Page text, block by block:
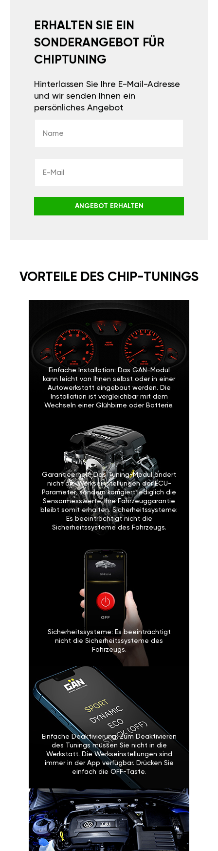
ERHALTEN SIE EIN
SONDERANGEBOT FÜR
CHIPTUNING
Hinterlassen Sie Ihre E-Mail-Adresse
und wir senden Ihnen ein
persönliches Angebot
ANGEBOT ERHALTEN
VORTEILE DES CHIP-TUNINGS
Einfache Installation: Das GAN-Modul
kann leicht von Ihnen selbst oder in einer
Autowerkstatt eingebaut werden. Die
Installation ist vergleichbar mit dem
Wechseln einer Glühbirne oder Batterie.
Garantieerhalt: Das Tuning-Modul ändert
nicht die Werkseinstellungen der ECU-
Parameter, sondern korrigiert lediglich die
Sensormesswerte. Ihre Fahrzeuggarantie
bleibt somit erhalten. Sicherheitssysteme:
Es beeinträchtigt nicht die
Sicherheitssysteme des Fahrzeugs.
Sicherheitssysteme: Es beeinträchtigt
nicht die Sicherheitssysteme des
Fahrzeugs.
Einfache Deaktivierung: Zum Deaktivieren
des Tunings müssen Sie nicht in die
Werkstatt. Die Werkseinstellungen sind
immer in der App verfügbar. Drücken Sie
einfach die OFF-Taste.